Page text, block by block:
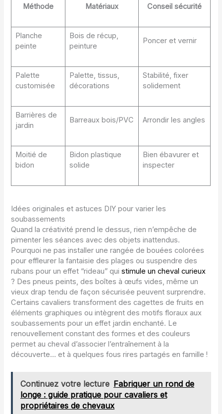
Méthode Matériaux Conseil sécurité
Planche
peinte
Bois de récup,
peinture
Poncer et vernir
Palette
customisée
Palette, tissus,
décorations
Stabilité, fixer
solidement
Barrières de
jardin
Barreaux bois/PVC Arrondir les angles
Moitié de
bidon
Bidon plastique
solide
Bien ébavurer et
inspecter
Idées originales et astuces DIY pour varier les
soubassements
Quand la créativité prend le dessus, rien n’empêche de
pimenter les séances avec des objets inattendus.
Pourquoi ne pas installer une rangée de bouées colorées
pour effleurer la fantaisie des plages ou suspendre des
rubans pour un effet “rideau” quistimule un cheval curieux
? Des pneus peints, des boîtes à œufs vides, même un
vieux drap tendu de façon sécurisée peuvent surprendre.
Certains cavaliers transforment des cagettes de fruits en
éléments graphiques ou intègrent des motifs floraux aux
soubassements pour un effet jardin enchanté. Le
renouvellement constant des formes et des couleurs
permet au cheval d’associer l’entraînement à la
découverte… et à quelques fous rires partagés en famille !
Continuez votre lecture Fabriquer un rond de
longe : guide pratique pour cavaliers et
propriétaires de chevaux